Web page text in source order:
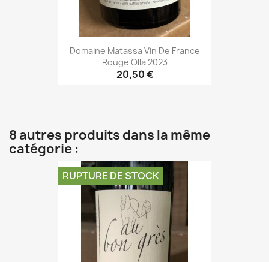
Domaine Matassa Vin De France
Rouge Olla 2023
20,50 €
8 autres produits dans la même
catégorie :
RUPTURE DE STOCK